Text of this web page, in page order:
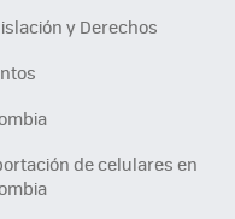
y Derechos
de celulares en